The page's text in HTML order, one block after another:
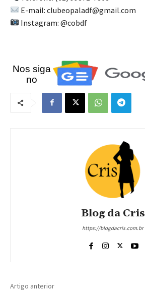
E-mail: clubeopaladf@gmail.com
Instagram: @cobdf
Nos siga
no
Blog da Cris
https://blogdacris.com.br
Artigo anterior